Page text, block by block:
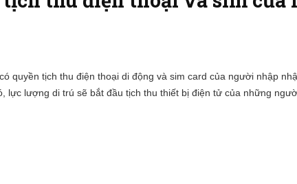
quyền tịch thu điện thoại di động và sim card của người nhập
lực lượng di trú sẽ bắt đầu tịch thu thiết bị điện tử của những